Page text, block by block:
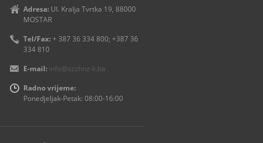
Adresa: Ul. Kralja Tvrtka 19, 88000
MOSTAR
Tel/Fax:+ 387 36 334 800; +387 36
334 810
E-mail: info@szzhnz-k.ba
Radno vrijeme:
Ponedjeljak-Petak: 08:00-16:00